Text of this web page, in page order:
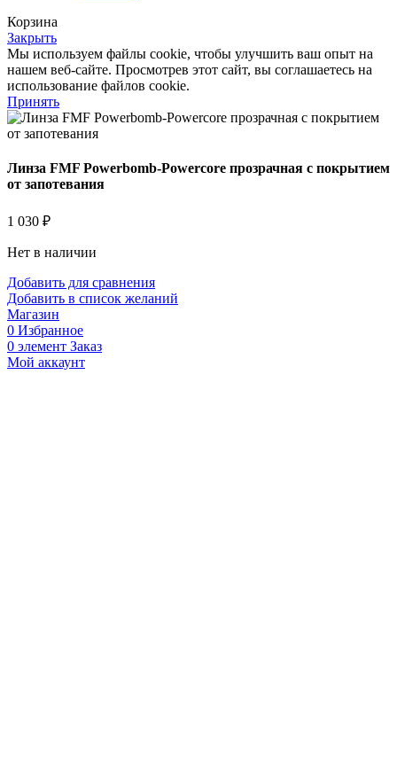
Корзина
Закрыть
Мы используем файлы cookie, чтобы улучшить ваш опыт на
нашем веб-сайте. Просмотрев этот сайт, вы соглашаетесь на
использование файлов cookie.
Принять
Линза FMF Powerbomb-Powercore прозрачная с покрытием
от запотевания
1 030 ₽
Нет в наличии
Добавить для сравнения
Добавить в список желаний
Магазин
0 Избранное
0 элемент Заказ
Мой аккаунт